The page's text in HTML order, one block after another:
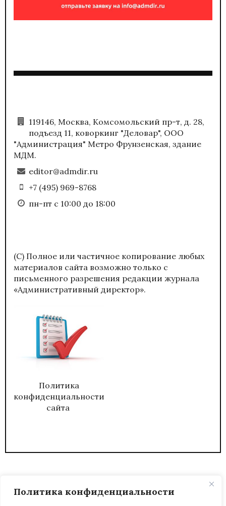
Политика конфиденциальности
119146, Москва, Комсомольский пр-т, д. 28,
подъезд 11, коворкинг "Деловар", ООО
"Администрация" Метро Фрунзенская, здание
МДМ.
editor@admdir.ru
+7 (495) 969-8768
пн-пт с 10:00 до 18:00
(С) Полное или частичное копирование любых
материалов сайта возможно только с
письменного разрешения редакции журнала
«Административный директор».
Политика
конфиденциальности
сайта